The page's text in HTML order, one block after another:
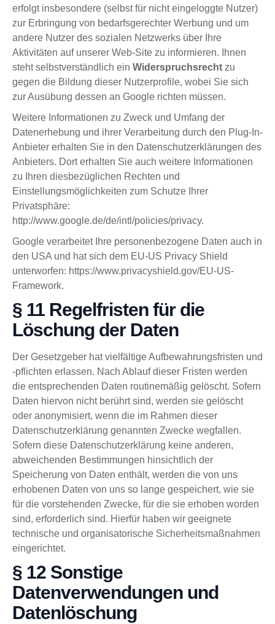
erfolgt insbesondere (selbst für nicht eingeloggte Nutzer)
zur Erbringung von bedarfsgerechter Werbung und um
andere Nutzer des sozialen Netzwerks über Ihre
Aktivitäten auf unserer Web-Site zu informieren. Ihnen
steht selbstverständlich ein Widerspruchsrecht zu
gegen die Bildung dieser Nutzerprofile, wobei Sie sich
zur Ausübung dessen an Google richten müssen.
Weitere Informationen zu Zweck und Umfang der
Datenerhebung und ihrer Verarbeitung durch den Plug-In-
Anbieter erhalten Sie in den Datenschutzerklärungen des
Anbieters. Dort erhalten Sie auch weitere Informationen
zu Ihren diesbezüglichen Rechten und
Einstellungsmöglichkeiten zum Schutze Ihrer
Privatsphäre:
http://www.google.de/de/intl/policies/privacy.
Google verarbeitet Ihre personenbezogene Daten auch in
den USA und hat sich dem EU-US Privacy Shield
unterworfen: https://www.privacyshield.gov/EU-US-
Framework.
§ 11 Regelfristen für die
Löschung der Daten
Der Gesetzgeber hat vielfältige Aufbewahrungsfristen und
-pflichten erlassen. Nach Ablauf dieser Fristen werden
die entsprechenden Daten routinemäßig gelöscht. Sofern
Daten hiervon nicht berührt sind, werden sie gelöscht
oder anonymisiert, wenn die im Rahmen dieser
Datenschutzerklärung genannten Zwecke wegfallen.
Sofern diese Datenschutzerklärung keine anderen,
abweichenden Bestimmungen hinsichtlich der
Speicherung von Daten enthält, werden die von uns
erhobenen Daten von uns so lange gespeichert, wie sie
für die vorstehenden Zwecke, für die sie erhoben worden
sind, erforderlich sind. Hierfür haben wir geeignete
technische und organisatorische Sicherheitsmaßnahmen
eingerichtet.
§ 12 Sonstige
Datenverwendungen und
Datenlöschung